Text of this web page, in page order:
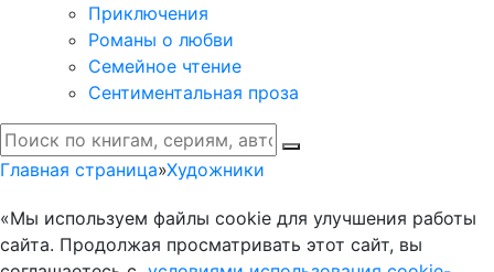
Приключения
Романы о любви
Семейное чтение
Сентиментальная проза
Главная страница»Художники
«Мы используем файлы cookie для улучшения работы
сайта. Продолжая просматривать этот сайт, вы